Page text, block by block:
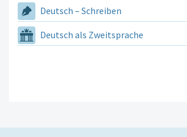
Deutsch – Schreiben
Deutsch als Zweitsprache